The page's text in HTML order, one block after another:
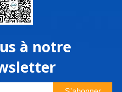
à notre